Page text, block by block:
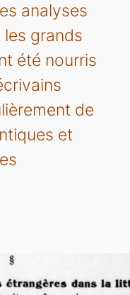
analyses
grands
été nourris
de
et